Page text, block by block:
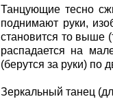
Танцующие тесно
поднимают руки,
становится то выше
распадается на
(берутся за руки) по
Зеркальный танец